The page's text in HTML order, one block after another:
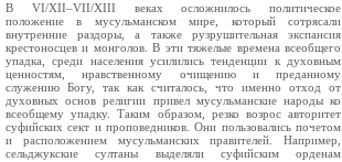
В VI/XII–VII/XIII веках осложнилось политическое
положение в мусульманском мире, который сотрясали
внутренние раздоры, а также рузрушительная экспансия
крестоносцев и монголов. В эти тяжелые времена всеобщего
упадка, среди населения усилились тенденции к духовным
ценностям, нравственному очищению и преданному
служению Богу, так как считалось, что именно отход от
духовных основ религии привел мусульманские народы ко
всеобщему упадку. Таким образом, резко возрос авторитет
суфийских сект и проповедников. Они пользовались почетом
и расположением мусульманских правителей. Например,
сельджукские султаны выделяли суфийским орденам